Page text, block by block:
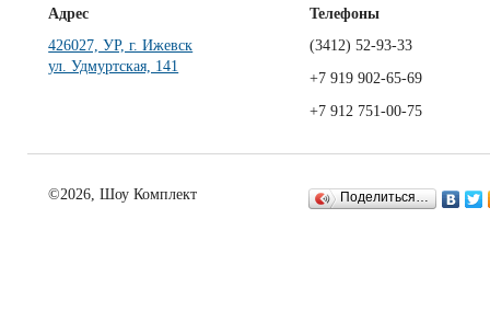
Адрес
426027, УР, г. Ижевск
ул. Удмуртская, 141
Телефоны
(3412) 52-93-33
+7 919 902-65-69
+7 912 751-00-75
©2026, Шоу Комплект Поделиться…